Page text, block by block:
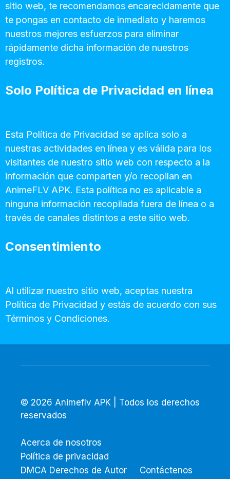
sitio web, te recomendamos encarecidamente que
te pongas en contacto de inmediato y haremos
nuestros mejores esfuerzos para eliminar
rápidamente dicha información de nuestros
registros.
Solo Política de Privacidad en línea
Esta Política de Privacidad se aplica solo a
nuestras actividades en línea y es válida para los
visitantes de nuestro sitio web con respecto a la
información que comparten y/o recopilan en
AnimeFLV APK. Esta política no es aplicable a
ninguna información recopilada fuera de línea o a
través de canales distintos a este sitio web.
Consentimiento
Al utilizar nuestro sitio web, aceptas nuestra
Política de Privacidad y estás de acuerdo con sus
Términos y Condiciones.
© 2026 Animeflv APK | Todos los derechos
reservados
Acerca de nosotros
Política de privacidad
DMCA Derechos de Autor
Contáctenos